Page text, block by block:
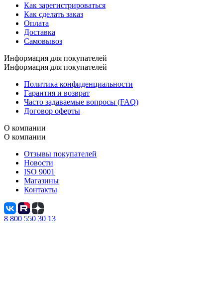
Как зарегистрироваться
Как сделать заказ
Оплата
Доставка
Самовывоз
Информация для покупателей
Информация для покупателей
Политика конфиденциальности
Гарантия и возврат
Часто задаваемые вопросы (FAQ)
Договор оферты
О компании
О компании
Отзывы покупателей
Новости
ISO 9001
Магазины
Контакты
8 800 550 30 13